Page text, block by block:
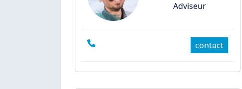
Adviseur
contact